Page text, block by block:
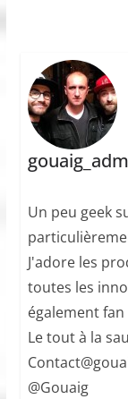
Un peu geek
J'adore les
toutes les
également fan
Le tout à la
@Gouaig